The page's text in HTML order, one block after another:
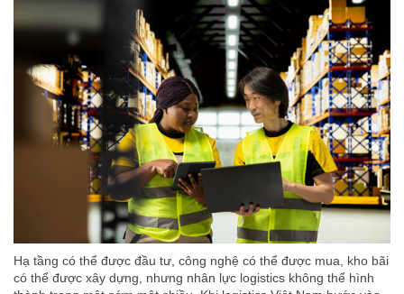
Hạ tầng có thể được đầu tư, công nghệ có thể được mua, kho bãi
có thể được xây dựng, nhưng nhân lực logistics không thể hình